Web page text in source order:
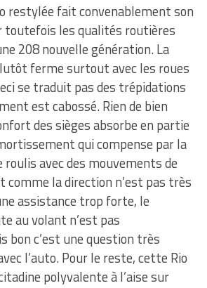
restylée fait convenablement son
les qualités routières
208 nouvelle génération. La
ferme surtout avec les roues
se traduit pas des trépidations
est cabossé. Rien de bien
des sièges absorbe en partie
qui compense par la
roulis avec des mouvements de
comme la direction n’est pas très
assistance trop forte, le
au volant n’est pas
bon c’est une question très
l’auto. Pour le reste, cette Rio
polyvalente à l’aise sur